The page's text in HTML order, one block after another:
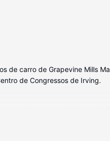
de carro de Grapevine Mills
de Congressos de Irving.
o televisor de ecrã plano